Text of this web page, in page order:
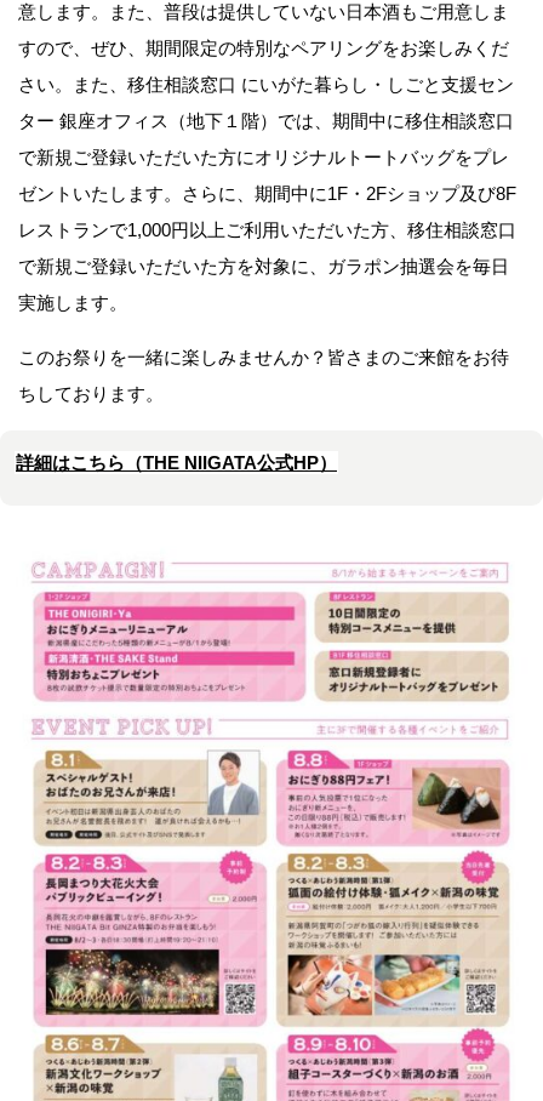
意します。また、普段は提供していない日本酒もご用意しま
すので、ぜひ、期間限定の特別なペアリングをお楽しみくだ
さい。また、移住相談窓口 にいがた暮らし・しごと支援セン
ター 銀座オフィス（地下１階）では、期間中に移住相談窓口
で新規ご登録いただいた方にオリジナルトートバッグをプレ
ゼントいたします。さらに、期間中に1F・2Fショップ及び8F
レストランで1,000円以上ご利用いただいた方、移住相談窓口
で新規ご登録いただいた方を対象に、ガラポン抽選会を毎日
実施します。
このお祭りを一緒に楽しみませんか？皆さまのご来館をお待
ちしております。
詳細はこちら（THE NIIGATA公式HP）